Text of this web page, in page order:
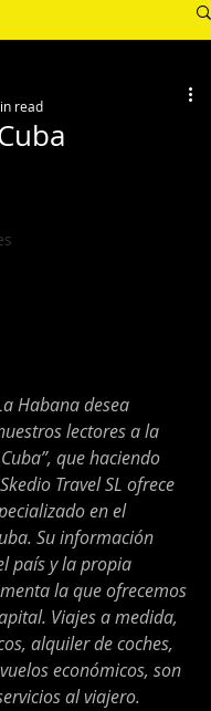
read
Habana desea
lectores a la
que haciendo
Travel SL ofrece
en el
Su información
país y la propia
la que ofrecemos
Viajes a medida,
alquiler de coches,
económicos, son
al viajero.